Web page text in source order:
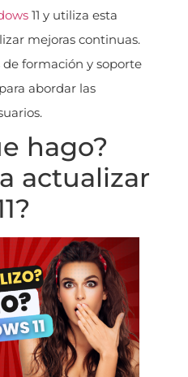
11 y utiliza esta
mejoras continuas.
formación y soporte
abordar las
hago?
actualizar